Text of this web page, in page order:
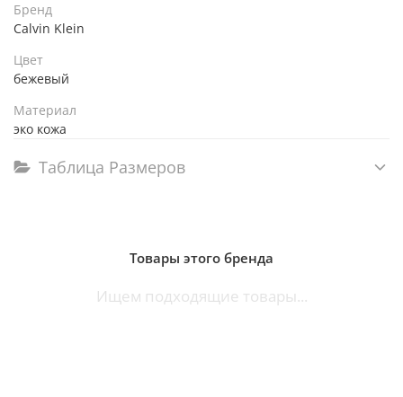
Бренд
Calvin Klein
Цвет
бежевый
Материал
эко кожа
Таблица Размеров
Товары этого бренда
Ищем подходящие товары...